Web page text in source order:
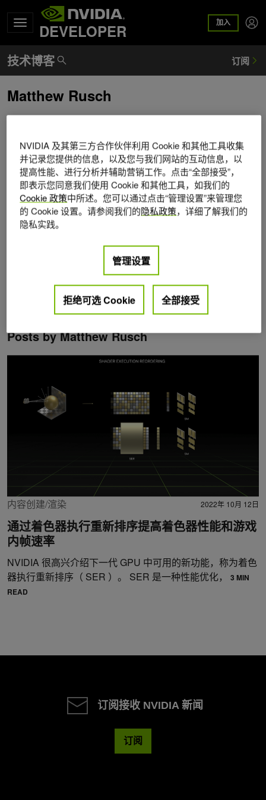
DEVELOPER 加入
Matthew Rusch
引擎技术和图形。
Posts by Matthew Rusch
内容创建/渲染 2022年 10月 12日
通过着色器执行重新排序提高着色器性能和游戏
内帧速率
NVIDIA 很高兴介绍下一代 GPU 中可用的新功能，称为着色
器执行重新排序（ SER ）。 SER 是一种性能优化，
3 MIN
READ
订阅接收 NVIDIA 新闻
订阅
NVIDIA 及其第三方合作伙伴利用 Cookie 和其他工具收集
并记录您提供的信息，以及您与我们网站的互动信息，以
提高性能、进行分析并辅助营销工作。点击“全部接受”，
即表示您同意我们使用 Cookie 和其他工具，如我们的
Cookie 政策中所述。您可以通过点击“管理设置”来管理您
的 Cookie 设置。请参阅我们的隐私政策，详细了解我们的
隐私实践。
管理设置
拒绝可选 Cookie 全部接受